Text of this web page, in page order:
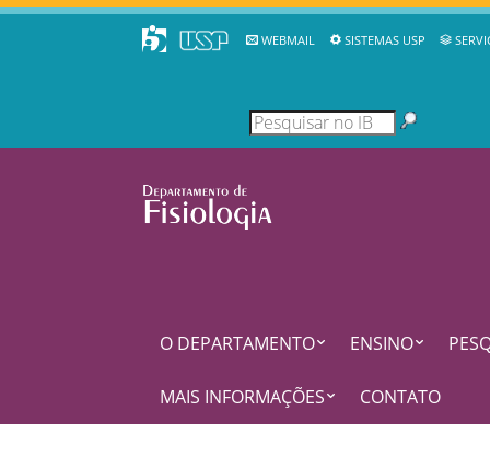
WEBMAIL SISTEMAS USP
O DEPARTAMENTO ENSINO
MAIS INFORMAÇÕES CONTATO